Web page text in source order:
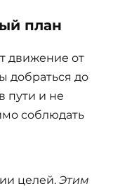
план
движение от
добраться до
пути и не
соблюдать
целей. Этим